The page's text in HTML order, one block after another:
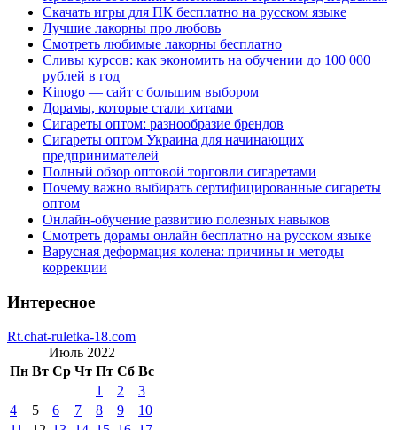
Скачать игры для ПК бесплатно на русском языке
Лучшие лакорны про любовь
Смотреть любимые лакорны бесплатно
Сливы курсов: как экономить на обучении до 100 000
рублей в год
Kinogo — сайт с большим выбором
Дорамы, которые стали хитами
Сигареты оптом: разнообразие брендов
Сигареты оптом Украина для начинающих
предпринимателей
Полный обзор оптовой торговли сигаретами
Почему важно выбирать сертифицированные сигареты
оптом
Онлайн-обучение развитию полезных навыков
Смотреть дорамы онлайн бесплатно на русском языке
Варусная деформация колена: причины и методы
коррекции
Интересное
Rt.chat-ruletka-18.com
Июль 2022
Пн Вт Ср Чт Пт Сб Вс
1
2
3
4
5 6 7 8 9
10